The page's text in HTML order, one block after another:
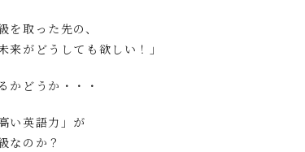
を取った先の、
来がどうしても欲しい！」
かどうか・・・
い英語力」が
なのか？